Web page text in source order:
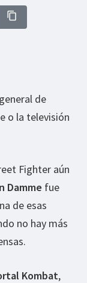
de
o la televisión
Fighter aún
Damme fue
de esas
no hay más
Kombat,